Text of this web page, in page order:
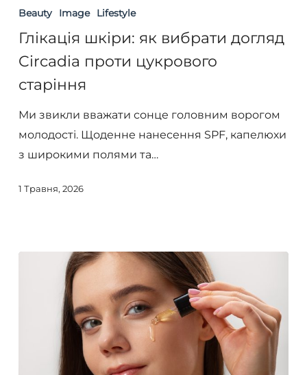
шкіри:
вибрати
догляд
Circadia
Beauty Image Lifestyle
Глікація шкіри: як вибрати догляд
Circadia проти цукрового
старіння
Ми звикли вважати сонце головним ворогом
молодості. Щоденне нанесення SPF, капелюхи
з широкими полями та…
1 Травня, 2026